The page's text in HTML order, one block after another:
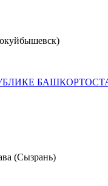
(Сызрань)